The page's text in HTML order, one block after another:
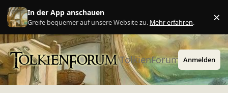
Zu Inhalt springen
In der App anschauen
Greife bequemer auf unsere Website zu. Mehr erfahren. ×
TolkienForum Anmelden